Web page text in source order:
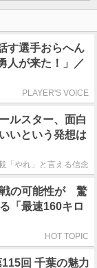
す選手おらへん
人が来た！」／
PLAYER'S VOICE
ルスター、面白
いという発想は
「やれ」と言える信念
の可能性が 驚
「最速160キロ
HOT TOPIC
回 千葉の魅力